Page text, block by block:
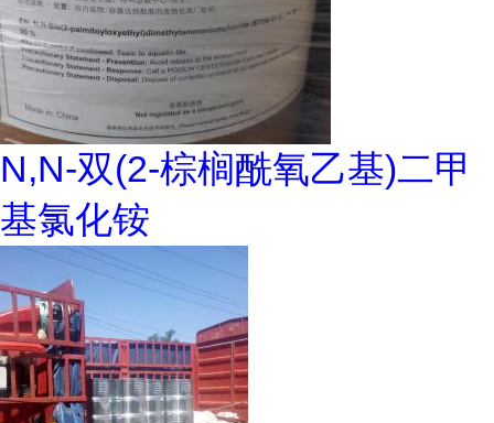
N,N-双(2-棕榈酰氧乙基)二甲
基氯化铵